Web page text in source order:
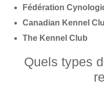
Fédération
Canadian Kennel
The Kennel Club
Quels types